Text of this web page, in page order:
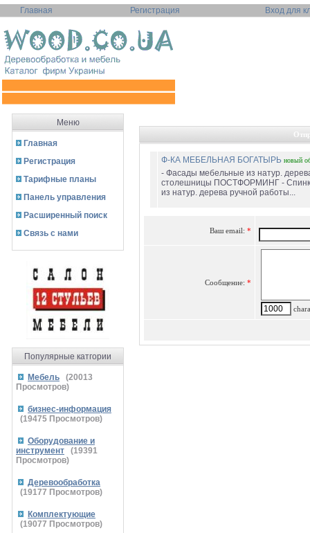
Главная Регистрация Вход для
Меню
Главная
Регистрация
Тарифные планы
Панель управления
Расширенный поиск
Связь с нами
Популярные катгории
Мебель (20013
Просмотров)
бизнес-информация
(19475 Просмотров)
Оборудование и
инструмент
(19391
Просмотров)
Деревообработка
(19177 Просмотров)
Комплектующие
(19077 Просмотров)
Ф-КА МЕБЕЛЬНАЯ БОГАТЫРЬ новый
- Фасады мебельные из натур.
столешницы ПОСТФОРМИНГ -
из натур. дерева ручной работы...
Ваш email: *
Сообщение: *